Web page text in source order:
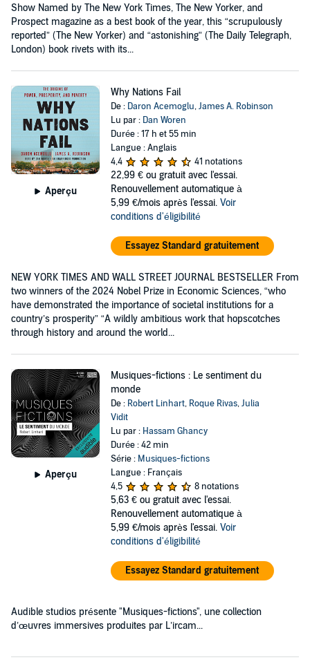
Show Named by The New York Times, The New Yorker, and
Prospect magazine as a best book of the year, this “scrupulously
reported” (The New Yorker) and “astonishing” (The Daily Telegraph,
London) book rivets with its...
Aperçu
Why Nations Fail
De : Daron Acemoglu,James A. Robinson
Lu par : Dan Woren
Durée : 17 h et 55 min
Langue : Anglais
4,4
41 notations
22,99 € ou gratuit avec l'essai.
Renouvellement automatique à
5,99 €/mois après l'essai. Voir
conditions d'éligibilité
Essayez Standard gratuitement
NEW YORK TIMES AND WALL STREET JOURNAL BESTSELLER From
two winners of the 2024 Nobel Prize in Economic Sciences, “who
have demonstrated the importance of societal institutions for a
country’s prosperity” “A wildly ambitious work that hopscotches
through history and around the world...
Aperçu
Musiques-fictions : Le sentiment du
monde
De : Robert Linhart, Roque Rivas,Julia
Vidit
Lu par : Hassam Ghancy
Durée : 42 min
Série : Musiques-fictions
Langue : Français
4,5
8 notations
5,63 € ou gratuit avec l'essai.
Renouvellement automatique à
5,99 €/mois après l'essai. Voir
conditions d'éligibilité
Essayez Standard gratuitement
Audible studios présente "Musiques-fictions", une collection
d’œuvres immersives produites par L’ircam...